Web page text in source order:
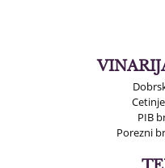
PIB
Porezni